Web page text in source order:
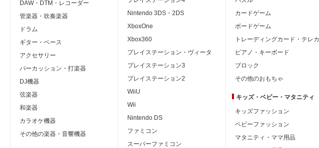
DAW・DTM・レコーダー
管楽器・吹奏楽器
ドラム
ギター・ベース
アクセサリー
パーカッション・打楽器
DJ機器
弦楽器
和楽器
カラオケ機器
その他の楽器・音響機器
Nintendo 3DS・2DS
XboxOne
Xbox360
プレイステーション・ヴィータ
プレイステーション3
プレイステーション2
WiiU
Wii
Nintendo DS
ファミコン
スーパーファミコン
カードゲーム
ボードゲーム
トレーディングカード・テレカ
ピアノ・キーボード
ブロック
その他のおもちゃ
キッズ・ベビー・ マタニティ
キッズファッション
ベビーファッション
マタニティ・ママ用品